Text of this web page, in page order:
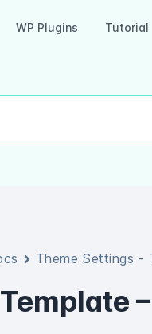
Theme Settings -
WP Plugins Tutorial